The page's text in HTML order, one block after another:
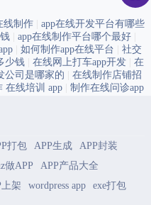
线制作| app在线开发平台有哪些
| app在线制作平台哪个最好|
| 如何制作app在线平台
社交
少钱| 在线网上打车app开发| 在
公司是哪家的
在线制作店铺招
在线培训 app| 制作在线问诊app
打包 APP生成
APP封装
做APP
APP产品大全
架 wordpress app exe打包